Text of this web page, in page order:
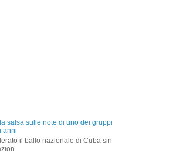
salsa sulle note di uno dei gruppi
anni
il ballo nazionale di Cuba sin